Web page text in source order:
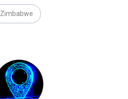
Zimbabwe